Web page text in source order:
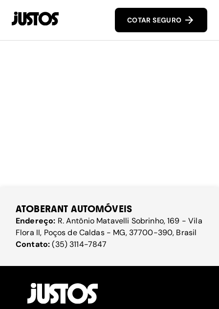
COTAR SEGURO
ATOBERANT AUTOMÓVEIS
Endereço: R. Antônio Matavelli Sobrinho, 169 - Vila
Flora II, Poços de Caldas - MG, 37700-390, Brasil
Contato:(35) 3114-7847